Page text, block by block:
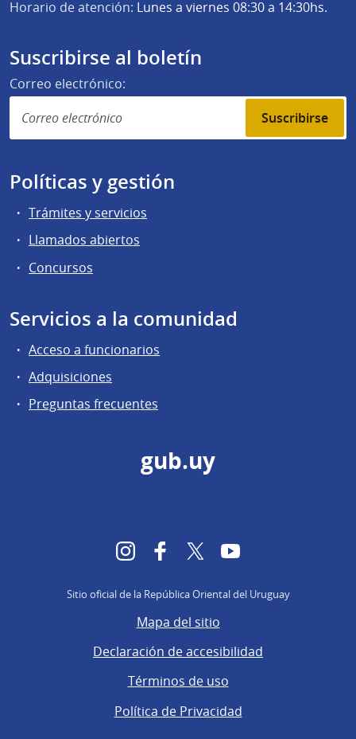
Horario de atención: Lunes a viernes 08:30 a 14:30hs.
Suscribirse al boletín
Correo electrónico:
Suscribirse
Políticas y gestión
Trámites y servicios
Llamados abiertos
Concursos
Servicios a la comunidad
Acceso a funcionarios
Adquisiciones
Preguntas frecuentes
gub.uy
InstagramFacebookTwitterYouTube
Sitio oficial de la República Oriental del Uruguay
Mapa del sitio
Declaración de accesibilidad
Términos de uso
Política de Privacidad